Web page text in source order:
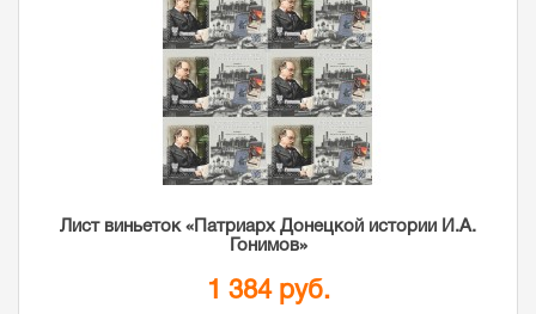
Лист виньеток «Патриарх Донецкой истории И.А.
Гонимов»
1 384 руб.